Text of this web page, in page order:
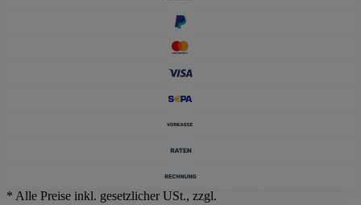
* Alle Preise inkl. gesetzlicher USt., zzgl.